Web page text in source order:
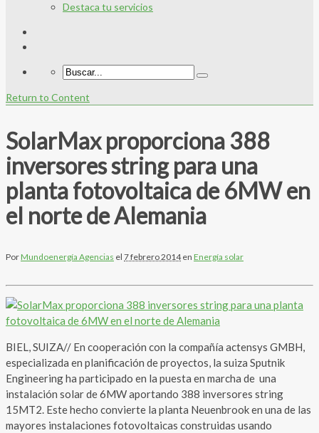
Destaca tu servicios
Return to Content
SolarMax proporciona 388
inversores string para una
planta fotovoltaica de 6MW en
el norte de Alemania
PorMundoenergía Agencias el 7 febrero 2014 en Energía solar
BIEL, SUIZA// En cooperación con la compañía actensys GMBH,
especializada en planificación de proyectos, la suiza Sputnik
Engineering ha participado en la puesta en marcha de una
instalación solar de 6MW aportando 388 inversores string
15MT2. Este hecho convierte la planta Neuenbrook en una de las
mayores instalaciones fotovoltaicas construidas usando